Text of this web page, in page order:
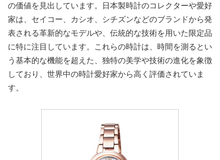
の価値を見出しています。日本製時計のコレクターや愛好
家は、セイコー、カシオ、シチズンなどのブランドから発
表される革新的なモデルや、伝統的な技術を用いた限定品
に特に注目しています。これらの時計は、時間を測るとい
う基本的な機能を超えた、独特の美学や技術の進化を象徴
しており、世界中の時計愛好家から高く評価されていま
す。